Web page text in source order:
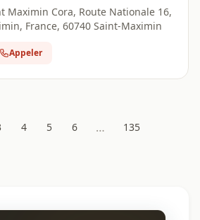
Maximin Cora, Route Nationale 16,
France, 60740 Saint-Maximin
Appeler
4 5 6 … 135